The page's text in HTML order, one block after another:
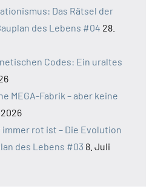
Das Rätsel der
des Lebens #04 28.
Codes: Ein uraltes
MEGA-Fabrik – aber keine
rot ist – Die Evolution
des Lebens #03 8. Juli